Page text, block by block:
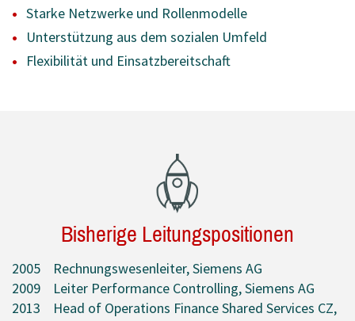
Starke Netzwerke und Rollenmodelle
Unterstützung aus dem sozialen Umfeld
Flexibilität und Einsatzbereitschaft
Bisherige Leitungspositionen
2005 Rechnungswesenleiter, Siemens AG
2009 Leiter Performance Controlling, Siemens AG
2013 Head of Operations Finance Shared Services CZ,